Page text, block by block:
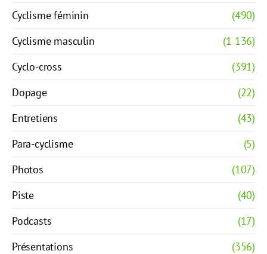
Cyclisme féminin
(490)
Cyclisme masculin
(1 136)
Cyclo-cross
(391)
Dopage
(22)
Entretiens
(43)
Para-cyclisme
(5)
Photos
(107)
Piste
(40)
Podcasts
(17)
Présentations
(356)